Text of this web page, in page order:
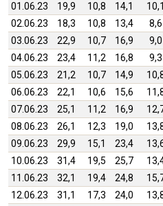
01.06.23 19,9 10,8 14,1 10,1
02.06.23
18,3 10,8 13,4 8,6
03.06.23
22,9 10,7 16,9 9,0
04.06.23
23,4 11,2 16,8 9,3
05.06.23
21,2 10,7 14,9
06.06.23
22,1 10,6 15,6
07.06.23
25,1 11,2 16,9
08.06.23
26,1 12,3 19,0
09.06.23
29,9 15,1 23,4
10.06.23
31,4 19,5 25,7
11.06.23
32,1 19,4 24,8
12.06.23
31,1 17,3 24,0